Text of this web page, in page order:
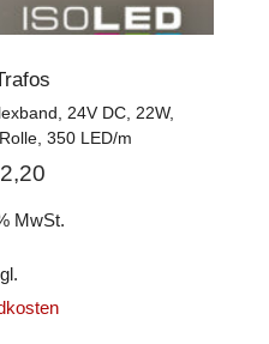
24V DC, 22W,
350 LED/m
MwSt.